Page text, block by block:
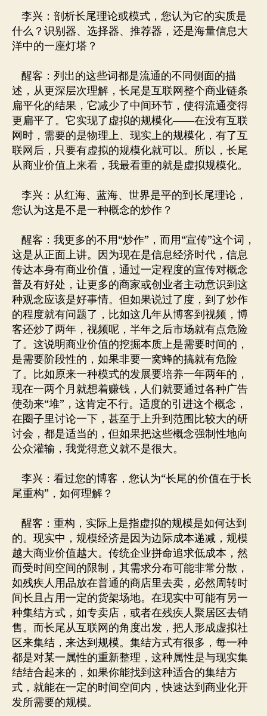
李兴：剖析长尾理论或模式，您认为它的实质是
什么？识别器、选择器、推荐器，还是海量信息大
洋中的一座灯塔？
醒客：列出的这些词都是流通的不同侧面的描
述，从更深层次理解，长尾是互联网整个商业链条
扁平化的结果，它减少了中间环节，使得流通变得
更扁平了。它实现了虚拟的规模化——在没有互联
网时，需要的是物理上、现实上的规模化，有了互
联网后，只要有虚拟的规模化就可以。所以，长尾
从商业价值上来看，我最看重的就是虚拟规模化。
李兴：从红海、蓝海、世界是平的到长尾理论，
您认为这是不是一种概念的炒作？
醒客：我更多的不用“炒作”，而用“宣传”这个词，
这是从正面上讲。因为现在是信息经济时代，信息
传达本身有商业价值，通过一定程度的宣传对概念
普及有好处，让更多的商家或创业者主动意识到这
种观念应该是好事情。但如果说过了度，到了炒作
的程度就有问题了，比如这几年从博客到视频，博
客还炒了两年，视频呢，半年之后市场就有点危险
了。这说明商业价值的挖掘本质上是需要时间的，
是需要阶段性的，如果非要一窝蜂的搞就有危险
了。比如原来一种模式的发展要培养一年两年的，
现在一两个月就想着赚钱，人们就要通过各种广告
使劲来“堆”，这肯定不行。适度的引进这个概念，
在圈子里讨论一下，甚至于上升到范围比较大的研
讨会，都是适当的，但如果把这些概念强制性地向
公众灌输，我觉得意义就不是很大。
李兴：看过您的博客，您认为“长尾的价值在于长
尾重构”，如何理解？
醒客：重构，实际上是指虚拟的规模是如何达到
的。现实中，规模经济是因为边际成本递减，规模
越大商业价值越大。传统企业拼命追求低成本，然
而受时间空间的限制，其需求分布可能非常分散，
如残疾人用品放在普通的商店里去卖，必然周转时
间长且占用一定的货架场地。在现实中可能有另一
种集结方式，如专卖店，或者在残疾人聚居区去销
售。而长尾从互联网的角度出发，把人形成虚拟社
区来集结，来达到规模。集结方式有很多，每一种
都是对某一属性的重新整理，这种属性是与现实集
结结合起来的，如果你能找到这种适合的集结方
式，就能在一定的时间空间内，快速达到商业化开
发所需要的规模。